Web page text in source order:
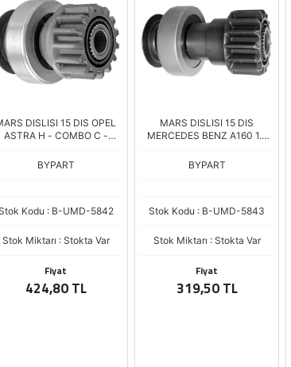
DISLISI 15 DIS OPEL
ASTRA H - COMBO C -
INSIGNIA - ZAFIRA (UMM-
BYPART
Kodu : B-UMD-5842
Stok Miktarı : Stokta Var
Fiyat
424,80 TL
MARS DISLISI 15 DIS
MERCEDES BENZ A160 1.5
B160 1.5 CDI - B180 - B200
BYPART
Stok Kodu : B-UMD-5843
Stok Miktarı : Stokta Var
Fiyat
319,50 TL